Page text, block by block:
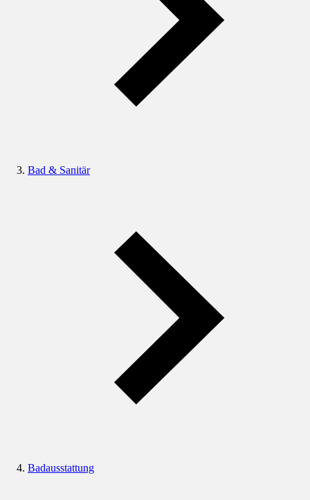
Bad & Sanitär
Badausstattung